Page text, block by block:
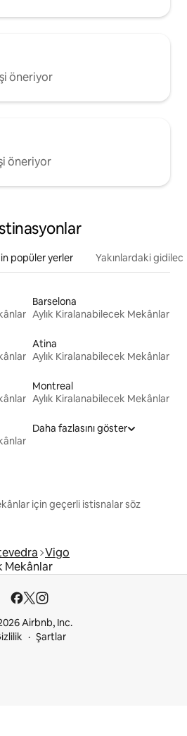
öneriyor
öneriyor
popüler yerler Yakınlardaki
Barselona
Aylık Kiralanabilecek Mekânlar
Atina
Aylık Kiralanabilecek Mekânlar
Montreal
Aylık Kiralanabilecek Mekânlar
Daha fazlasını göster
için geçerli istisnalar söz
Vigo
Mekânlar
Airbnb, Inc.
Şartlar